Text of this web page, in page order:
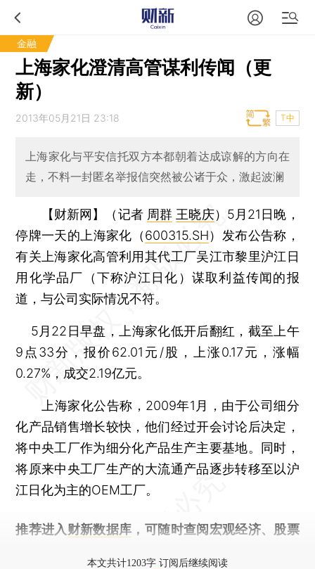
金融
上海家化澄清高管谋利传闻（更
新）
2013年05月21日 23:18 T中
上海家化与平安信托双方本都朝着达成谅解的方向在
走，不料一封匿名举报信突然被公诸于众，激起波澜
【财新网】（记者 周群 王晓庆） 5月21日晚，
停牌一天的上海家化（600315.SH）发布公告称，
有关上海家化高管利用其代工厂吴江市黎里沪江日
用化学品厂（下称沪江日化）谋取利益传闻的报
道，与公司实际情况不符。
5月22日早盘，上海家化低开后翻红，截至上午
9点33分，报价62.01元/股，上涨0.17元，涨幅
0.27%，成交2.19亿元。
上海家化公告称，2009年1月，由于公司细分
化产品销售增长较快，他们经过开会讨论后决定，
将中央工厂作为细分化产品生产主要基地。同时，
将原来中央工厂生产的大流通产品逐步转移至以沪
江日化为主的OEM工厂。
推荐进入 财新数据库 ，可随时查阅宏观经济、股票
本文共计1203字 订阅后继续阅读